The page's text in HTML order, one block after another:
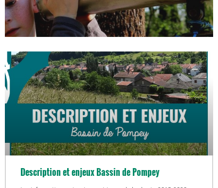
Description et enjeux Bassin de Pompey